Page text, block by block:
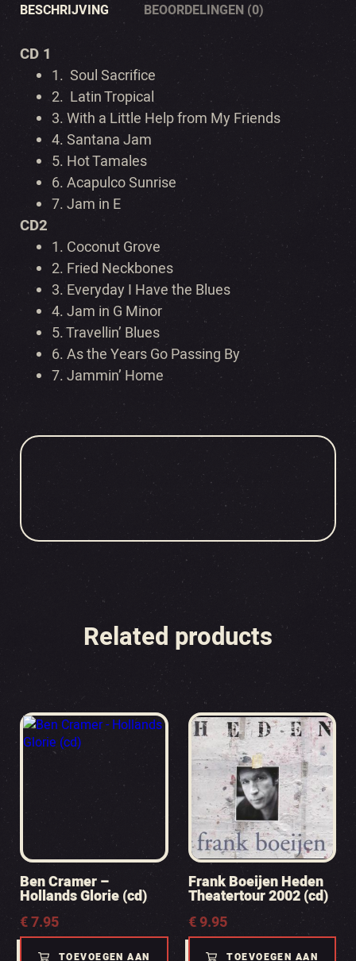
BESCHRIJVING BEOORDELINGEN (0)
CD 1
1. Soul Sacrifice
2. Latin Tropical
3. With a Little Help from My Friends
4. Santana Jam
5. Hot Tamales
6. Acapulco Sunrise
7. Jam in E
CD2
1. Coconut Grove
2. Fried Neckbones
3. Everyday I Have the Blues
4. Jam in G Minor
5.Travellin’ Blues
6. As the Years Go Passing By
7. Jammin’ Home
Related products
Ben Cramer –
Hollands Glorie (cd)
€7.95
TOEVOEGEN AAN
Frank Boeijen Heden
Theatertour 2002 (cd)
€9.95
TOEVOEGEN AAN